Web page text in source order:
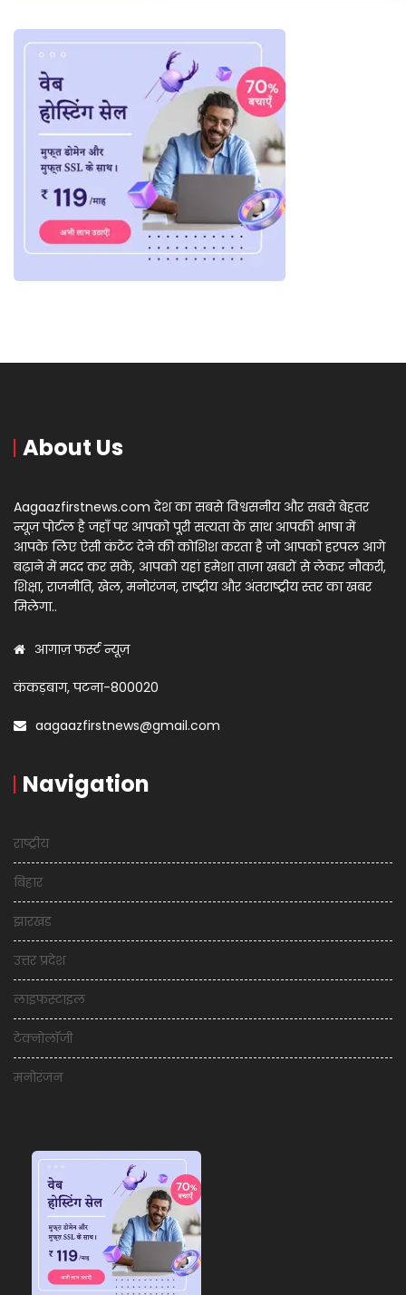
About Us
Aagaazfirstnews.com देश का सबसे विश्वसनीय और सबसे बेहतर
न्यूज़ पोर्टल है जहाँ पर आपको पूरी सत्यता के साथ आपकी भाषा में
आपके लिए ऐसी कंटेंट देने की कोशिश करता है जो आपको हरपल आगे
बढ़ाने में मदद कर सकें, आपको यहां हमेशा ताज़ा खबरों से लेकर नौकरी,
शिक्षा, राजनीति, खेल, मनोरंजन, राष्ट्रीय और अंतराष्ट्रीय स्तर का खबर
मिलेगा..
आगाज़ फर्स्ट न्यूज़
कंकड़बाग, पटना-800020
aagaazfirstnews@gmail.com
Navigation
राष्ट्रीय
बिहार
झारखंड
उत्तर प्रदेश
लाइफस्टाइल
टेक्नोलॉजी
मनोरंजन